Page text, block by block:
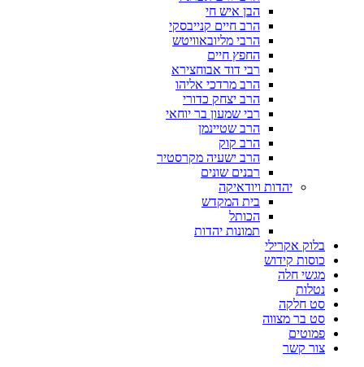
הבן איש חי
הרב חיים קנייבסקי
הרבי מליובאוויטש
החפץ חיים
רבי דוד אבוחצירא
הרב מרדכי אליהו
הרב יצחק כדורי
רבי שמעון בר יוחאי
הרב שטיינמן
הרב קוק
הרב ישעיה מקרסטיר
רבנים שונים
יהדות ויודאיקה
בית המקדש
הכותל
תמונות יהדות
בלוק אקרילי
כוסות קידוש
מגשי חלה
נטלות
סט חלקה
סט בר מצווה
פמוטים
צור קשר